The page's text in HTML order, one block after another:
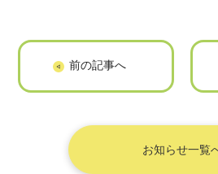
「スカパー放送番
お知らせ一覧